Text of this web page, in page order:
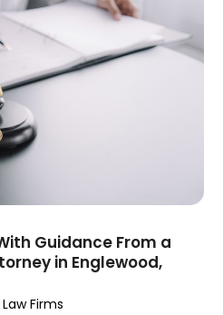
(1)
Attorney
(4)
Guidance From a
in Englewood,
Firms